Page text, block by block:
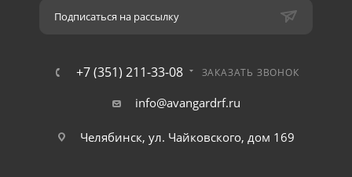
Подписаться на рассылку
+7 (351) 211-33-08 ЗАКАЗАТЬ ЗВОНОК
info@avangardrf.ru
Челябинск, ул. Чайковского, дом 169